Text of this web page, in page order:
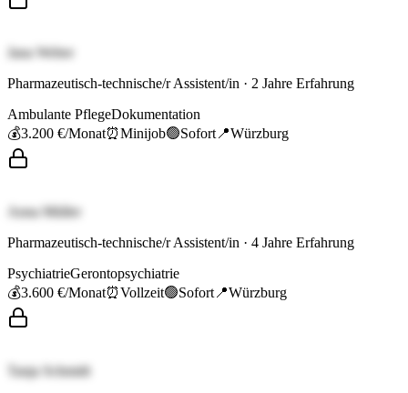
Jana Weber
Pharmazeutisch-technische/r Assistent/in · 2 Jahre Erfahrung
Ambulante PflegeDokumentation
💰3.200 €/Monat⏰Minijob🟢Sofort 📍Würzburg
Anna Müller
Pharmazeutisch-technische/r Assistent/in · 4 Jahre Erfahrung
PsychiatrieGerontopsychiatrie
💰3.600 €/Monat⏰Vollzeit🟢Sofort 📍Würzburg
Tanja Schmidt